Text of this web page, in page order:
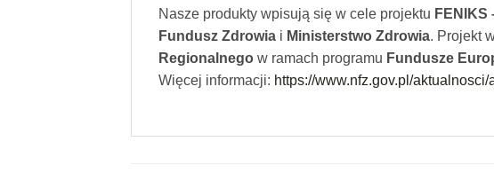
Nasze produkty wpisują się w cele projektu
Fundusz Zdrowia i Ministerstwo Zdrowia. Projekt
Regionalnego w ramach programu Fundusze
Więcej informacji: https://www.nfz.gov.pl/